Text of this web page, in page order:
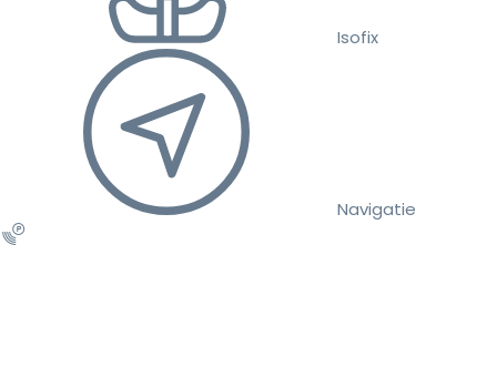
Isofix
Navigatie